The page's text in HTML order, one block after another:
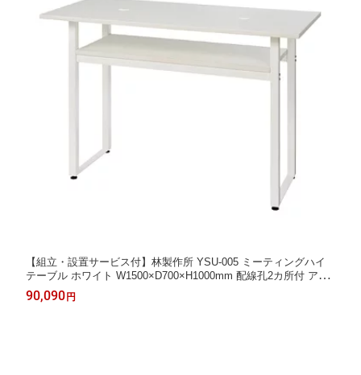
【組立・設置サービス付】林製作所 YSU-005 ミーティングハイ
テーブル ホワイト W1500×D700×H1000mm 配線孔2カ所付 アジ
ャスター付 棚付
90,090 円